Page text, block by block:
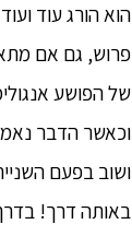
הוא הורג עוד
פרוש, גם אם
של הפושע
וכאשר הדבר
ושוב בפעם
באותה דרך!